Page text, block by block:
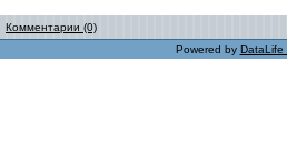
Комментарии (0)
Powered by DataLife